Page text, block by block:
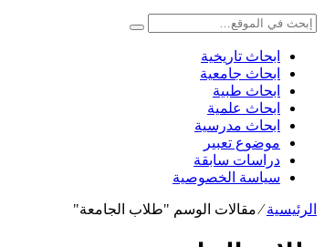
ابحاث تاريخية
ابحاث جامعية
ابحاث طبية
ابحاث علمية
ابحاث مدرسية
موضوع تعبير
دراسات سابقة
سياسة الخصوصية
الرئيسية⁄مقالات الوسم "طلاب الجامعة"